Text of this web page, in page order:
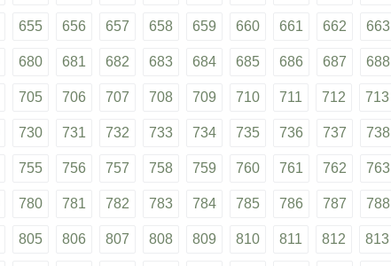
655 656 657 658 659 660 661 662 663
680 681 682 683 684 685 686 687 688
705 706 707 708 709 710 711 712 713
730 731 732 733 734 735 736 737 738
755 756 757 758 759 760 761 762 763
780 781 782 783 784 785 786 787 788
805 806 807 808 809 810 811 812 813